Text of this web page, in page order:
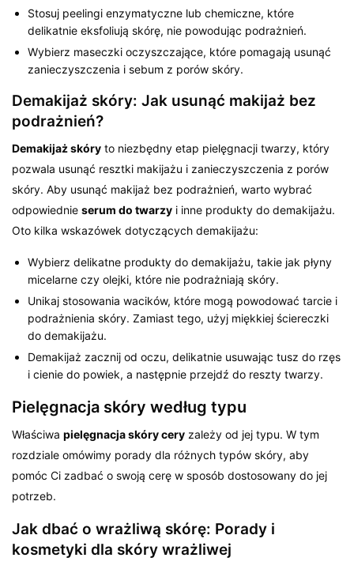
Stosuj peelingi enzymatyczne lub chemiczne, które
delikatnie eksfoliują skórę, nie powodując podrażnień.
Wybierz maseczki oczyszczające, które pomagają usunąć
zanieczyszczenia i sebum z porów skóry.
Demakijaż skóry: Jak usunąć makijaż bez
podrażnień?
Demakijaż skóry to niezbędny etap pielęgnacji twarzy, który
pozwala usunąć resztki makijażu i zanieczyszczenia z porów
skóry. Aby usunąć makijaż bez podrażnień, warto wybrać
odpowiednieserum do twarzy i inne produkty do demakijażu.
Oto kilka wskazówek dotyczących demakijażu:
Wybierz delikatne produkty do demakijażu, takie jak płyny
micelarne czy olejki, które nie podrażniają skóry.
Unikaj stosowania wacików, które mogą powodować tarcie i
podrażnienia skóry. Zamiast tego, użyj miękkiej ściereczki
do demakijażu.
Demakijaż zacznij od oczu, delikatnie usuwając tusz do rzęs
i cienie do powiek, a następnie przejdź do reszty twarzy.
Pielęgnacja skóry według typu
Właściwapielęgnacja skóry cery zależy od jej typu. W tym
rozdziale omówimy porady dla różnych typów skóry, aby
pomóc Ci zadbać o swoją cerę w sposób dostosowany do jej
potrzeb.
Jak dbać o wrażliwą skórę: Porady i
kosmetyki dla skóry wrażliwej